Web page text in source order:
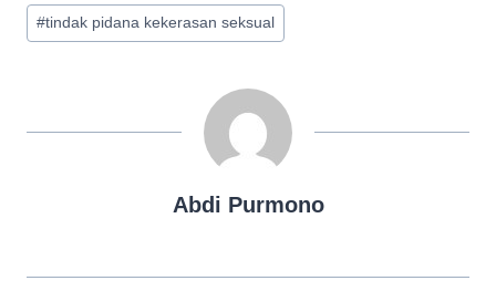
#tindak pidana kekerasan seksual
Abdi Purmono